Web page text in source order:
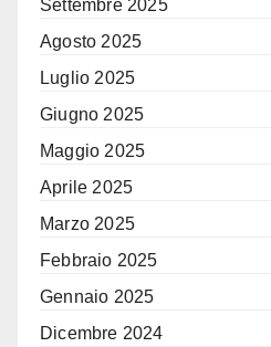
Settembre 2025
Agosto 2025
Luglio 2025
Giugno 2025
Maggio 2025
Aprile 2025
Marzo 2025
Febbraio 2025
Gennaio 2025
Dicembre 2024